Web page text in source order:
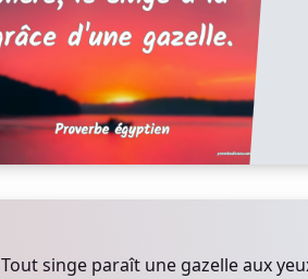
Tout singe paraît une gazelle aux